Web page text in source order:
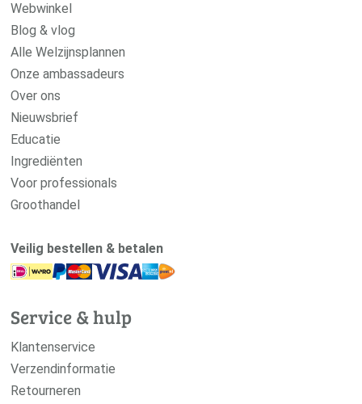
Webwinkel
Blog & vlog
Alle Welzijnsplannen
Onze ambassadeurs
Over ons
Nieuwsbrief
Educatie
Ingrediënten
Voor professionals
Groothandel
Veilig bestellen & betalen
Service & hulp
Klantenservice
Verzendinformatie
Retourneren